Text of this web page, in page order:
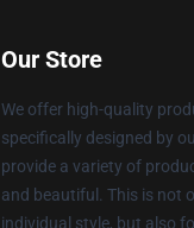
Our Store
We offer high-quality
specifically designed by
provide a variety of
and beautiful. This is not
individual style, but also